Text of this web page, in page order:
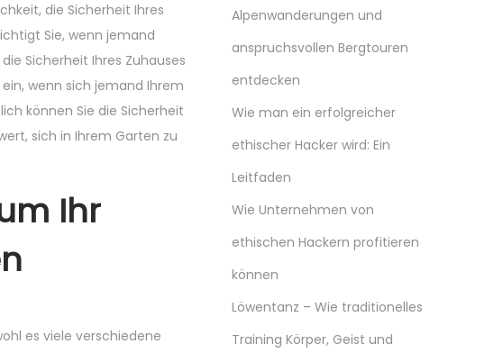
die Sicherheit Ihres
Sie, wenn jemand
Sicherheit Ihres Zuhauses
wenn sich jemand Ihrem
können Sie die Sicherheit
sich in Ihrem Garten zu
Ihr
es viele verschiedene
Alpenwanderungen und
anspruchsvollen Bergtouren
entdecken
Wie man ein erfolgreicher
ethischer Hacker wird: Ein
Leitfaden
Wie Unternehmen von
ethischen Hackern profitieren
können
Löwentanz – Wie traditionelles
Training Körper, Geist und